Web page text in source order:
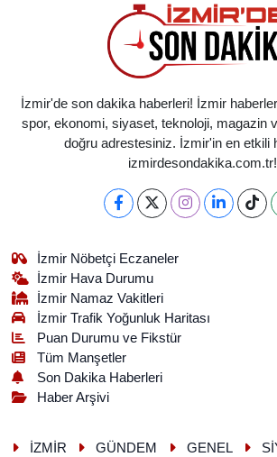
İzmir'de son dakika haberleri! İzmir
spor, ekonomi, siyaset, teknoloji, magazin
doğru adrestesiniz. İzmir'in en etkili
izmirdesondakika.com.tr!
İzmir Nöbetçi Eczaneler
İzmir Hava Durumu
İzmir Namaz Vakitleri
İzmir Trafik Yoğunluk Haritası
Puan Durumu ve Fikstür
Tüm Manşetler
Son Dakika Haberleri
Haber Arşivi
İZMİR GÜNDEM GENEL